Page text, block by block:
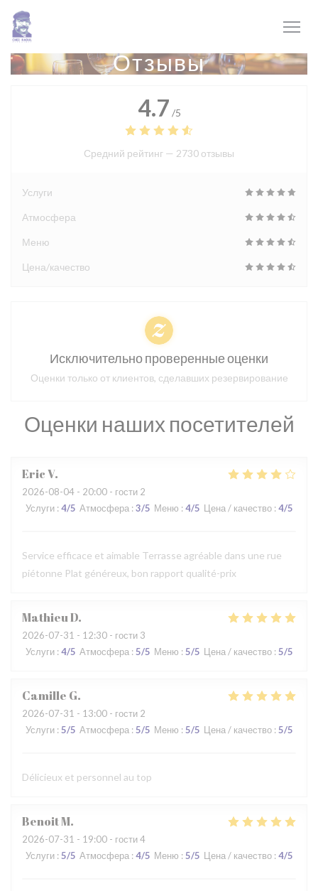
Панель управления cookies
Отзывы
Оценки наших посетителей
EricV
2026-08-04 - 20:00 - гости 2
Услуги : 4/5 Атмосфера : 3/5 Меню : 4/5 Цена / качество : 4/5
Service efficace et aimable Terrasse agréable dans une rue
piétonne Plat généreux, bon rapport qualité-prix
MathieuD
2026-07-31 - 12:30 - гости 3
Услуги : 4/5 Атмосфера : 5/5 Меню : 5/5 Цена / качество : 5/5
Camille G
2026-07-31 - 13:00 - гости 2
Услуги : 5/5 Атмосфера : 5/5 Меню : 5/5 Цена / качество : 5/5
Délicieux et personnel au top
BenoitM
2026-07-31 - 19:00 - гости 4
Услуги : 5/5 Атмосфера : 4/5 Меню : 5/5 Цена / качество : 4/5
4.7 /5
Средний рейтинг — 2730 отзывы
Услуги
Атмосфера
Меню
Цена/качество
Исключительно проверенные оценки
Оценки только от клиентов, сделавших резервирование